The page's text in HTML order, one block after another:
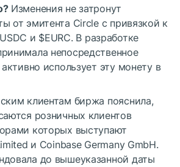
Изменения не затронут
от эмитента Circle с привязкой к
и $EURC. В разработке
непосредственное
использует эту монету в
клиентам биржа пояснила,
розничных клиентов
которых выступают
и Coinbase Germany GmbH.
до вышеуказанной даты